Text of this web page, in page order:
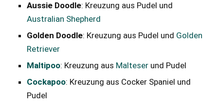
Aussie Doodle: Kreuzung aus Pudel und
Australian Shepherd
Golden Doodle: Kreuzung aus Pudel und Golden
Retriever
Maltipoo: Kreuzung aus Malteser und Pudel
Cockapoo: Kreuzung aus Cocker Spaniel und
Pudel